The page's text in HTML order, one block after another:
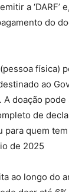
a
do
física)
ao
doação
de
para quem
de 2025
ao longo do